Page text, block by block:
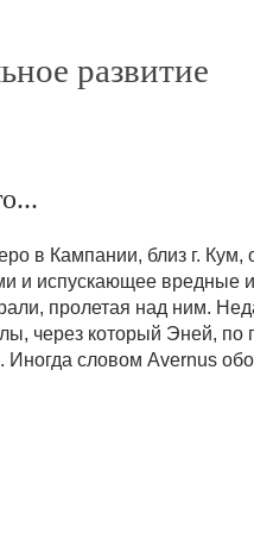
развитие
в Кампании, близ г. Кум,
и испускающее вредные
пролетая над ним.
через который Эней, по
Иногда словом Avernus